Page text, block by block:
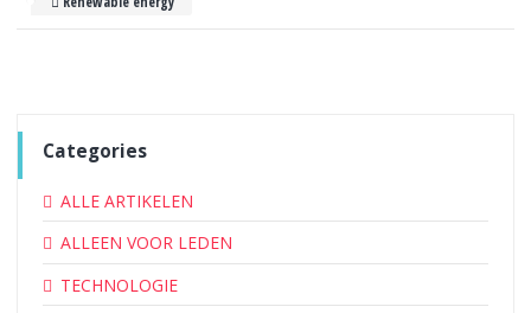
Categories
ALLE ARTIKELEN
ALLEEN VOOR LEDEN
TECHNOLOGIE